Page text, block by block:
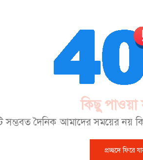
কিছু পাওয়া
দৈনিক আমাদের সময়ের নয়
প্রচ্ছদে ফিরে